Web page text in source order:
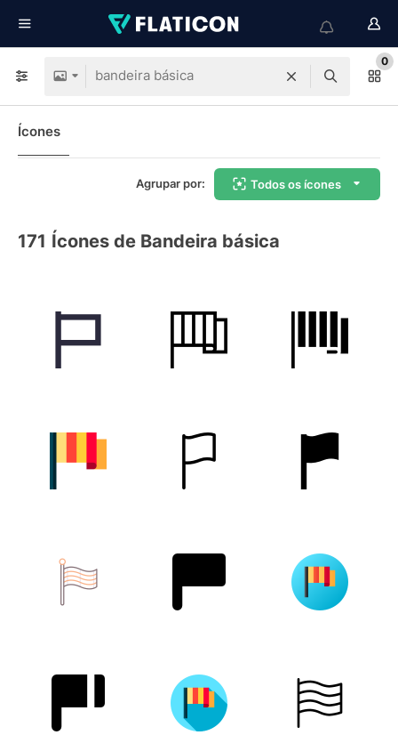
0
Ícones
Agrupar por: Todos os ícones
171 Ícones de Bandeira básica